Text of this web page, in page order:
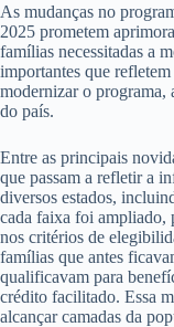
As mudanças no
2025 prometem
famílias necessitadas a
importantes que
modernizar o programa,
do país.
Entre as principais
que passam a refletir a
diversos estados,
cada faixa foi ampliado,
nos critérios de
famílias que antes
qualificavam para
crédito facilitado. Essa
alcançar camadas da